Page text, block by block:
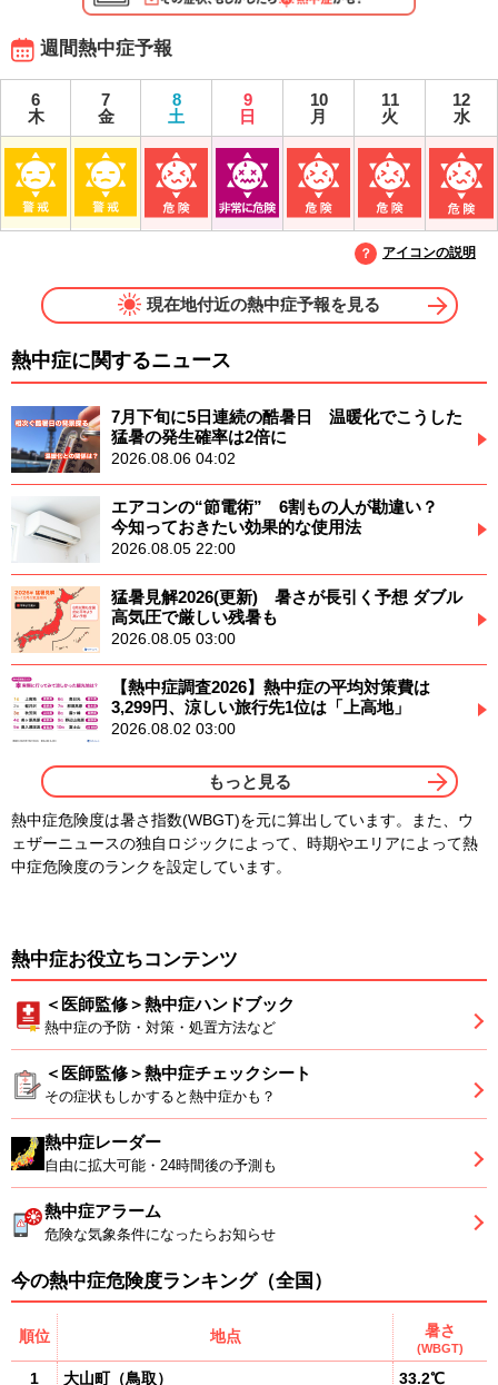
週間熱中症予報
6
木
7
金
8
土
9
日
10
月
11
火
12
水
アイコンの説明
現在地付近の熱中症予報を見る
熱中症に関するニュース
7月下旬に5日連続の酷暑日 温暖化でこうした
猛暑の発生確率は2倍に
2026.08.06 04:02
エアコンの“節電術” 6割もの人が勘違い？
今知っておきたい効果的な使用法
2026.08.05 22:00
猛暑見解2026(更新) 暑さが長引く予想 ダブル
高気圧で厳しい残暑も
2026.08.05 03:00
【熱中症調査2026】熱中症の平均対策費は
3,299円、涼しい旅行先1位は「上高地」
2026.08.02 03:00
もっと見る
熱中症危険度は暑さ指数(WBGT)を元に算出しています。また、ウ
ェザーニュースの独自ロジックによって、時期やエリアによって熱
中症危険度のランクを設定しています。
熱中症お役立ちコンテンツ
＜医師監修＞熱中症ハンドブック
熱中症の予防・対策・処置方法など
＜医師監修＞熱中症チェックシート
その症状もしかすると熱中症かも？
熱中症レーダー
自由に拡大可能・24時間後の予測も
熱中症アラーム
危険な気象条件になったらお知らせ
今の熱中症危険度ランキング（全国）
順位 地点 暑さ
(WBGT)
1 大山町（鳥取） 33.2℃